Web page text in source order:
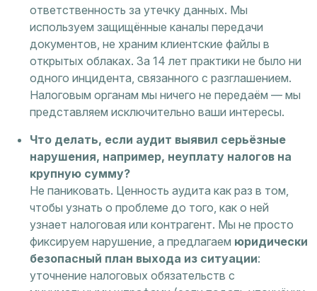
ответственность за утечку данных. Мы
используем защищённые каналы передачи
документов, не храним клиентские файлы в
открытых облаках. За 14 лет практики не было ни
одного инцидента, связанного с разглашением.
Налоговым органам мы ничего не передаём — мы
представляем исключительно ваши интересы.
Что делать, если аудит выявил серьёзные
нарушения, например, неуплату налогов на
крупную сумму?
Не паниковать. Ценность аудита как раз в том,
чтобы узнать о проблеме до того, как о ней
узнает налоговая или контрагент. Мы не просто
фиксируем нарушение, а предлагаем юридически
безопасный план выхода из ситуации:
уточнение налоговых обязательств с